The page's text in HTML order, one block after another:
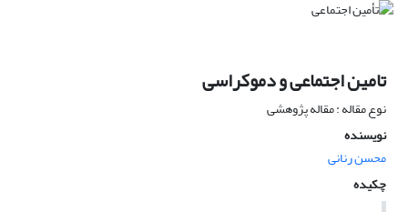
تامین اجتماعی و دموکراسی
نوع مقاله : مقاله پژوهشی
نویسنده
محسن رنانی
چکیده